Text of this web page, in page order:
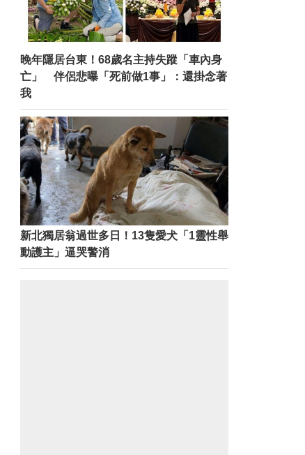
晚年隱居台東！68歲名主持失蹤「車內身
亡」 伴侶悲曝「死前做1事」：還掛念著
我
新北獨居翁過世多日！13隻愛犬「1靈性舉
動護主」逼哭警消